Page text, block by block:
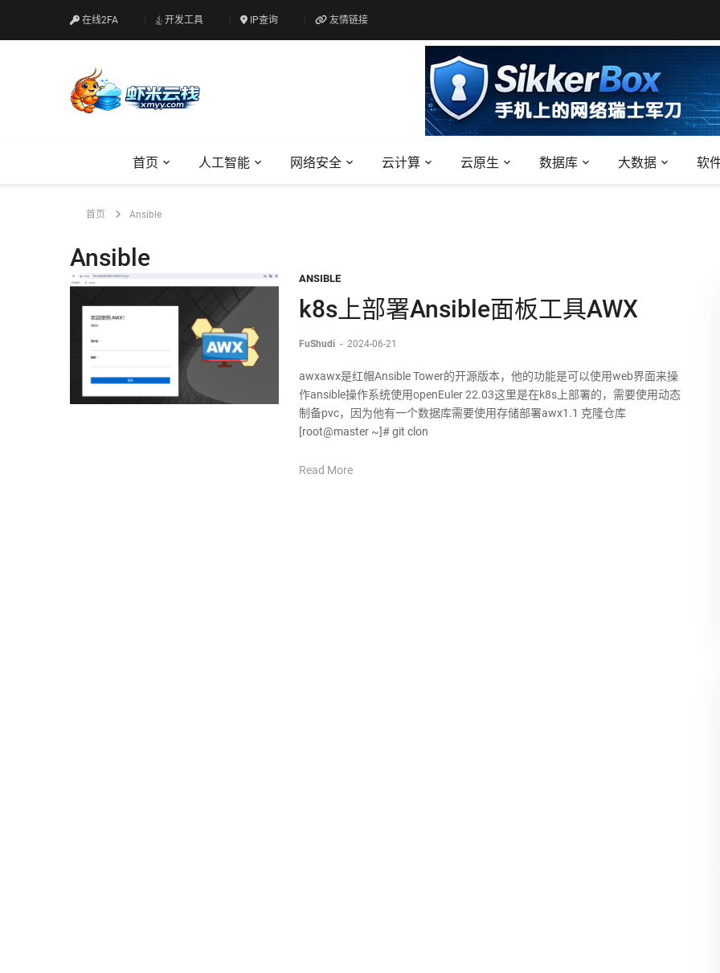
在线2FA 开发工具 IP查询 友情链接
首页 人工智能 网络安全 云计算 云原生 数据库 大数据 软
首页 Ansible
Ansible
ANSIBLE
k8s上部署Ansible面板工具AWX
FuShudi - 2024-06-21
awxawx是红帽Ansible Tower的开源版本，他的功能是可以使用web界面来操
作ansible操作系统使用openEuler 22.03这里是在k8s上部署的，需要使用动态
制备pvc，因为他有一个数据库需要使用存储部署awx1.1 克隆仓库
[root@master ~]# git clon
Read More